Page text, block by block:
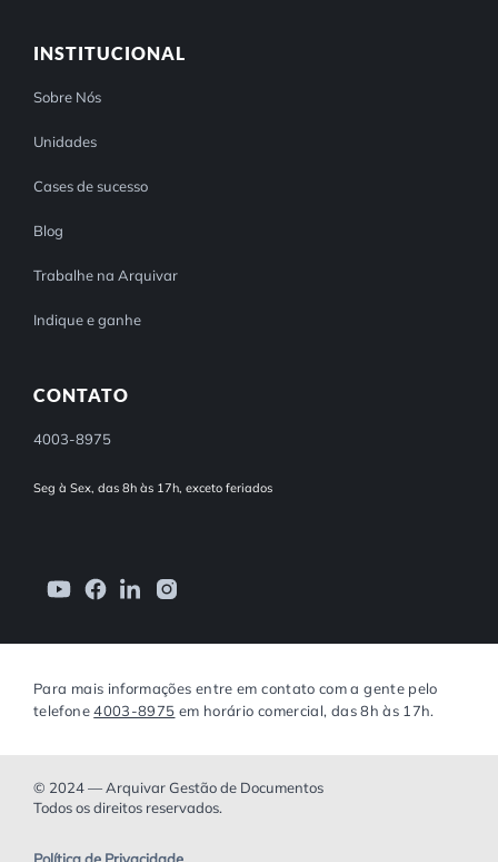
INSTITUCIONAL
Sobre Nós
Unidades
Cases de sucesso
Blog
Trabalhe na Arquivar
Indique e ganhe
CONTATO
4003-8975
Seg à Sex, das 8h às 17h, exceto feriados
Para mais informações entre em contato com a gente pelo
telefone4003-8975 em horário comercial, das 8h às 17h.
© 2024 — Arquivar Gestão de Documentos
Todos os direitos reservados.